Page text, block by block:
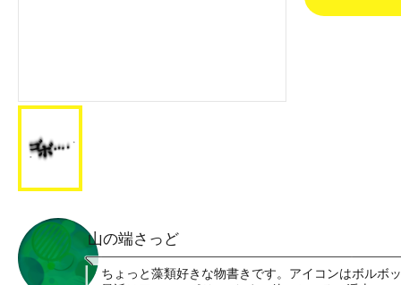
山の端さっど
ちょっと藻類好きな物書きです。アイコンはボルボ